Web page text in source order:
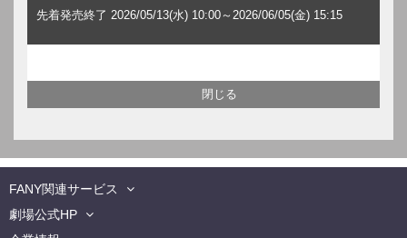
先着発売終了 2026/05/13(水) 10:00～2026/06/05(金) 15:15
FANY関連サービス
劇場公式HP